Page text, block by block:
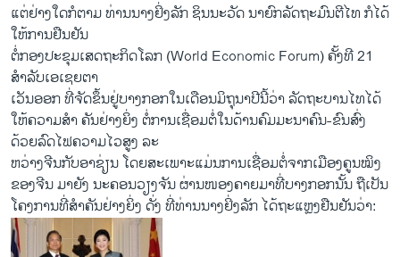
ແຕ່ຢ່າງໃດກໍຕາມ ທ່ານນາງຢິ່ງລັກ ຊິນນະວັດ ນາຍົກລັດຖະມົນຕີໄທ ກໍໄດ້
ໃຫ້ການຢືນຢັນ
ຕໍ່ກອງປະຂຸມເສດຖະກິດໂລກ (World Economic Forum) ຄັ້ງທີ 21
ສໍາລັບເອເຊຍຕາ
ເວັນອອກ ທີ່ຈັດຂຶ້ນຢູ່ບາງກອກໃນເດືອນມິຖຸນາປີນີ້ວ່າ ລັດຖະບານໄທໄດ້
ໃຫ້ຄວາມສໍາ ຄັນຢ່າງຍິ່ງ ຕໍ່ການເຊື່ອມຕໍ່ໃນດ້ານຄົມມະນາຄົນ-ຂົນສົ່ງ
ດ້ວຍລົດໄຟຄວາມໄວສູງ ລະ
ຫວ່າງຈີນກັບອາຊ່ຽນ ໂດຍສະເພາະແມ່ນການເຊື່ອມຕໍ່ຈາກເມືອງຄູນໝິງ
ຂອງຈີນ ມາຍັງ ນະຄອນວຽງຈັນ ຜ່ານໜອງຄາຍມາທີ່ບາງກອກນັ້ນ ຖືເປັນ
ໂຄງການທີ່ສໍາຄັນຢ່າງຍິ່ງ ດັ່ງ ທີ່ທ່ານນາງຢິ່ງລັກ ໄດ້ຖະແຫຼງຢືນຢັນວ່າ: